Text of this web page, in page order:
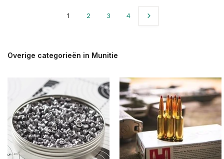
1 2 3 4
Overige categorieën in Munitie